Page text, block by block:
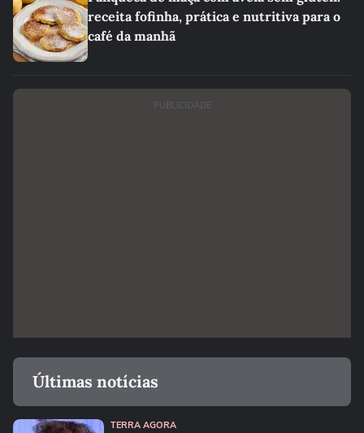
receita fofinha, prática e nutritiva para o
café da manhã
PUBLICIDADE
Últimas notícias
TERRA AGORA